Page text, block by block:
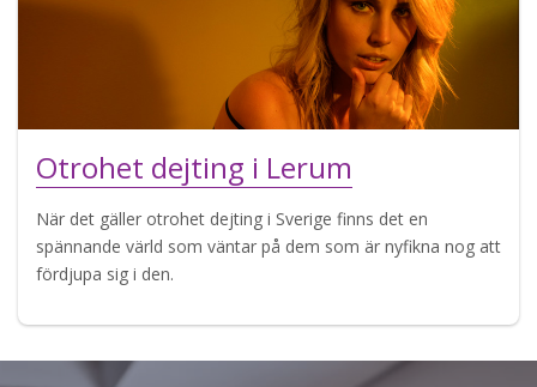
Otrohet dejting i Lerum
När det gäller otrohet dejting i Sverige finns det en
spännande värld som väntar på dem som är nyfikna nog att
fördjupa sig i den.